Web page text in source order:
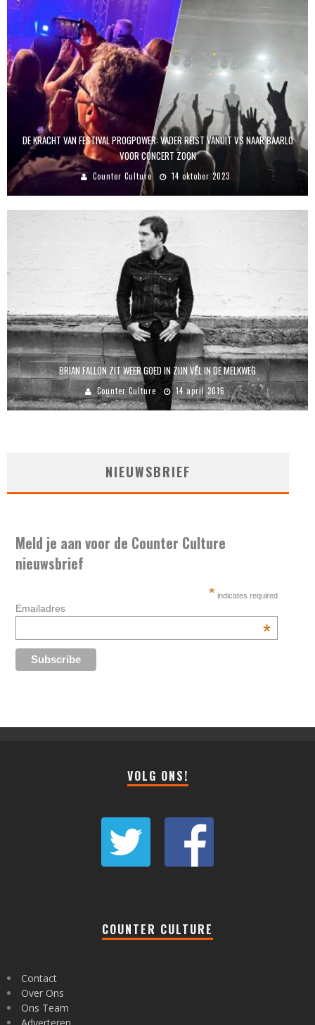
DE KRACHT VAN FESTIVAL PROGPOWER: VADER REIST VANUIT VS NAAR BAARLO
VOOR CONCERT ZOON
Counter Culture 14 oktober 2023
BRIAN FALLON ZIT WEER GOED IN ZIJN VEL IN DE MELKWEG
Counter Culture 14 april 2016
NIEUWSBRIEF
Meld je aan voor de Counter Culture
nieuwsbrief
* indicates required
Emailadres
*
VOLG ONS!
COUNTER CULTURE
Contact
Over Ons
Ons Team